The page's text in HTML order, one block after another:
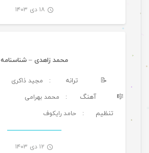
۱۸ دی ۱۴۰۳
محمد زاهدی – شناسنامه
📝 ترانه : مجید ذاکری
🎼 آهنگ : محمد بهرامی
تنظیم
: حامد رایکوف
۱۲ دی ۱۴۰۳